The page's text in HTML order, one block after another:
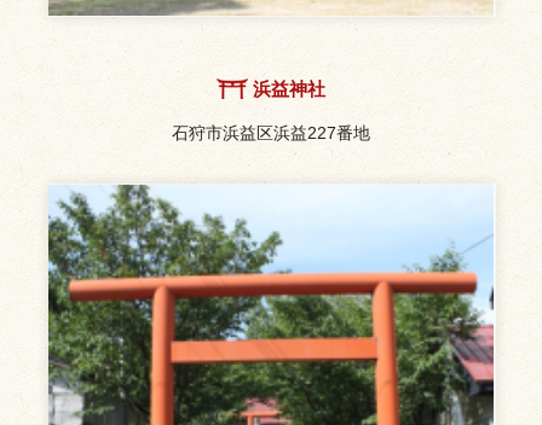
浜益神社
石狩市浜益区浜益227番地